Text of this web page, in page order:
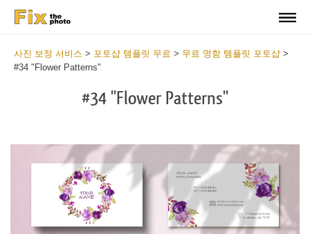
사진 보정 서비스 > 포토샵 템플릿 무료 > 무료 명함 템플릿 포토샵 >
#34 "Flower Patterns"
#34 "Flower Patterns"